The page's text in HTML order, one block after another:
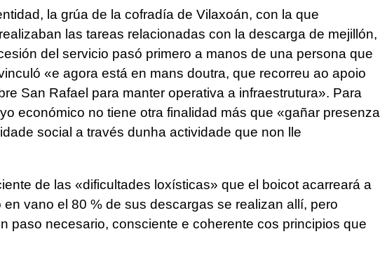
la grúa de la cofradía de Vilaxoán, con la que
las tareas relacionadas con la descarga de mejillón,
del servicio pasó primero a manos de una persona que
«e agora está en mans doutra, que recorreu ao apoio
San Rafael para manter operativa a infraestrutura». Para
económico no tiene otra finalidad más que «gañar presenza
social a través dunha actividade que non lle
de las «dificultades loxísticas» que el boicot acarreará a
vano el 80 % de sus descargas se realizan allí, pero
paso necesario, consciente e coherente cos principios que